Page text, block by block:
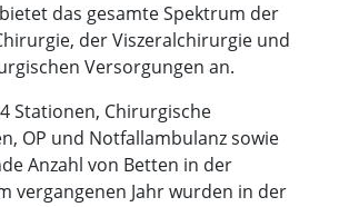
das gesamte Spektrum der
der Viszeralchirurgie und
Versorgungen an.
Stationen, Chirurgische
OP und Notfallambulanz sowie
Anzahl von Betten in der
vergangenen Jahr wurden in der